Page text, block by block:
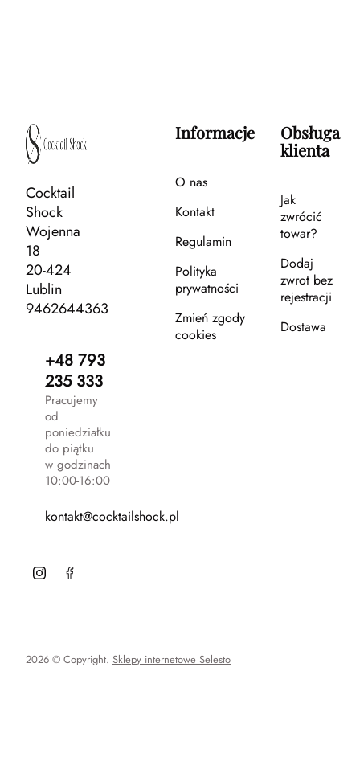
Cocktail
Shock
Wojenna
18
20-424
Lublin
9462644363
+48 793
235 333
Pracujemy
od
poniedziałku
do piątku
w godzinach
10:00-16:00
kontakt@cocktailshock.pl
Informacje
O nas
Kontakt
Regulamin
Polityka
prywatności
Zmień zgody
cookies
Obsługa
klienta
Jak
zwrócić
towar?
Dodaj
zwrot bez
rejestracji
Dostawa
2026 © Copyright. Sklepy internetowe Selesto